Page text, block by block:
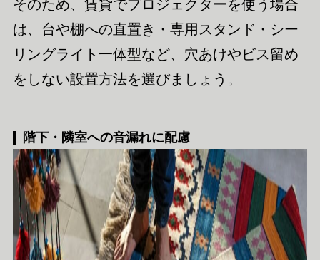
そのため、賃貸でプロジェクターを使う場合
は、台や棚への直置き・専用スタンド・シー
リングライト一体型など、穴あけやビス留め
をしない設置方法を選びましょう。
階下・隣室への音漏れに配慮